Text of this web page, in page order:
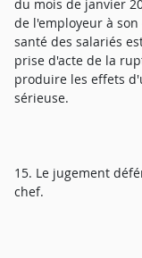
du mois de janvier
de l'employeur à
santé des salariés
prise d'acte de la
produire les effets
sérieuse.
15. Le jugement
chef.